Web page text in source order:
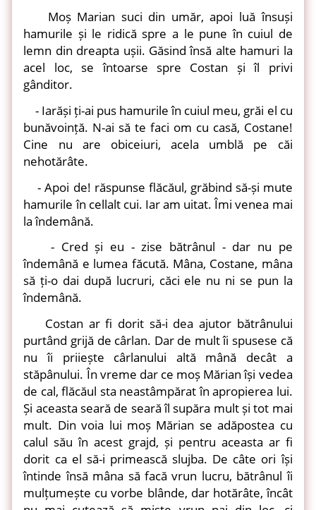
Moș Marian suci din umăr, apoi luă însuși
hamurile și le ridică spre a le pune în cuiul de
lemn din dreapta ușii. Găsind însă alte hamuri la
acel loc, se întoarse spre Costan și îl privi
gânditor.
- Iarăși ți-ai pus hamurile în cuiul meu, grăi el cu
bunăvoință. N-ai să te faci om cu casă, Costane!
Cine nu are obiceiuri, acela umblă pe căi
nehotărâte.
- Apoi de! răspunse flăcăul, grăbind să-și mute
hamurile în cellalt cui. Iar am uitat. Îmi venea mai
la îndemână.
- Cred și eu - zise bătrânul - dar nu pe
îndemână e lumea făcută. Mâna, Costane, mâna
să ți-o dai după lucruri, căci ele nu ni se pun la
îndemână.
Costan ar fi dorit să-i dea ajutor bătrânului
purtând grijă de cârlan. Dar de mult îi spusese că
nu îi priiește cârlanului altă mână decât a
stăpânului. În vreme dar ce moș Mărian își vedea
de cal, flăcăul sta neastâmpărat în apropierea lui.
Și aceasta seară de seară îl supăra mult și tot mai
mult. Din voia lui moș Mărian se adăpostea cu
calul său în acest grajd, și pentru aceasta ar fi
dorit ca el să-i primească slujba. De câte ori își
întinde însă mâna să facă vrun lucru, bătrânul îi
mulțumește cu vorbe blânde, dar hotărâte, încât